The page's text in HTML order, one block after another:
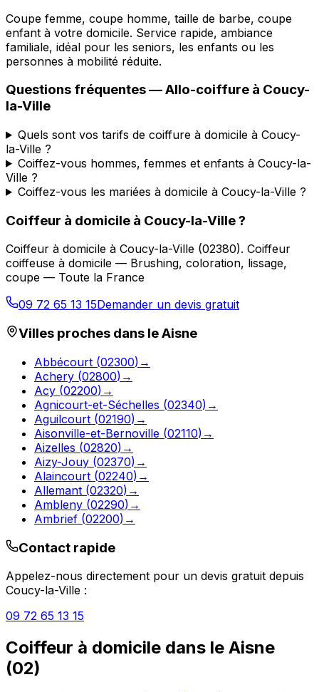
Coupe femme, coupe homme, taille de barbe, coupe
enfant à votre domicile. Service rapide, ambiance
familiale, idéal pour les seniors, les enfants ou les
personnes à mobilité réduite.
Questions fréquentes —Allo-coiffure à Coucy-
la-Ville
Quels sont vos tarifs de coiffure à domicile à Coucy-
la-Ville ?
Coiffez-vous hommes, femmes et enfants à Coucy-la-
Ville ?
Coiffez-vous les mariées à domicile à Coucy-la-Ville ?
Coiffeur à domicile à Coucy-la-Ville?
Coiffeur à domicile à Coucy-la-Ville (02380). Coiffeur
coiffeuse à domicile — Brushing, coloration, lissage,
coupe — Toute la France
09 72 65 13 15Demander un devis gratuit
Villes proches dans leAisne
Abbécourt (02300) →
Achery (02800) →
Acy (02200) →
Agnicourt-et-Séchelles (02340) →
Aguilcourt (02190) →
Aisonville-et-Bernoville (02110) →
Aizelles (02820) →
Aizy-Jouy (02370) →
Alaincourt (02240) →
Allemant (02320) →
Ambleny (02290) →
Ambrief (02200) →
Contact rapide
Appelez-nous directement pour un devis gratuit depuis
Coucy-la-Ville :
09 72 65 13 15
Coiffeur à domicile dans le Aisne
(02)